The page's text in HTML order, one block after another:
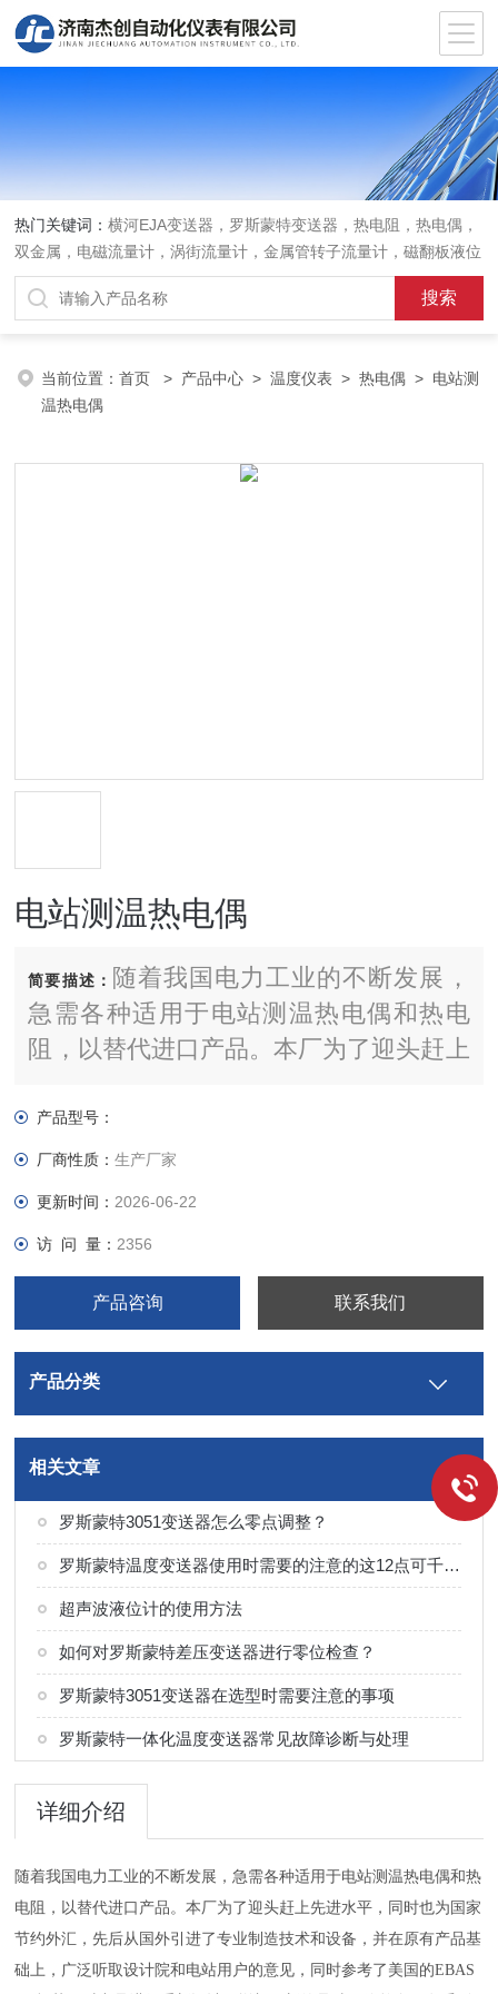
热门关键词：横河EJA变送器，罗斯蒙特变送器，热电阻，热电偶，
双金属，电磁流量计，涡街流量计，金属管转子流量计，磁翻板液位
计，超声波液位计
当前位置：首页 > 产品中心 >温度仪表 >热电偶 > 电站测
温热电偶
电站测温热电偶
简要描述： 随着我国电力工业的不断发展，
急需各种适用于电站测温热电偶和热电
阻，以替代进口产品。本厂为了迎头赶上
从国外引进了专业制造技术和设备，并在
原有产品基础上，广泛听取设计院和电站
用户的意见。
产品型号：
厂商性质：生产厂家
更新时间： 2026-06-22
访 问 量： 2356
产品咨询 联系我们
产品分类
相关文章
罗斯蒙特3051变送器怎么零点调整？
罗斯蒙特温度变送器使用时需要的注意的这12点可千万不能马虎
超声波液位计的使用方法
如何对罗斯蒙特差压变送器进行零位检查？
罗斯蒙特3051变送器在选型时需要注意的事项
罗斯蒙特一体化温度变送器常见故障诊断与处理
详细介绍
随着我国电力工业的不断发展，急需各种适用于电站测温热电偶和热
电阻，以替代进口产品。本厂为了迎头赶上先进水平，同时也为国家
节约外汇，先后从国外引进了专业制造技术和设备，并在原有产品基
础上，广泛听取设计院和电站用户的意见，同时参考了美国的EBAS